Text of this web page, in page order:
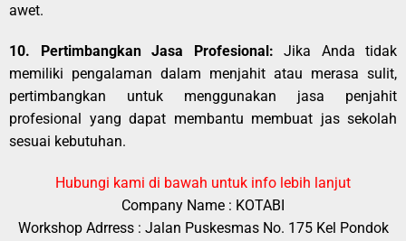
awet.
10. Pertimbangkan Jasa Profesional: Jika Anda tidak
memiliki pengalaman dalam menjahit atau merasa sulit,
pertimbangkan untuk menggunakan jasa penjahit
profesional yang dapat membantu membuat jas sekolah
sesuai kebutuhan.
Hubungi kami di bawah untuk info lebih lanjut
Company Name : KOTABI
Workshop Adrress : Jalan Puskesmas No. 175 Kel Pondok